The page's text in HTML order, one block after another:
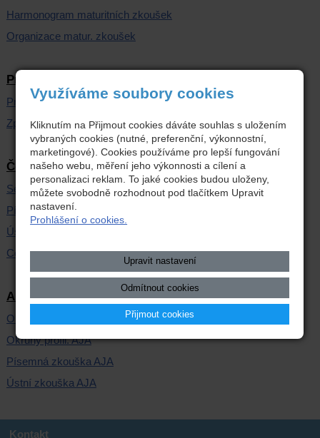
Harmonogram maturitních zkoušek
Organizace matur. zkoušek
Praktická zkouška
Praktická profil. zkouška
Způsob hodnocení
Český jazyk
Seznam literárních děl
Písemná zkouška
Ústní zkouška
Celkové hodnocení profil. ČJL
Anglický jazyk
Organizace profil. AJA
Okruhy profil. AJA
Písemná zkouška AJA
Ústní zkouška AJA
Kontakt
Využíváme soubory cookies
Kliknutím na Přijmout cookies dáváte souhlas s uložením
vybraných cookies (nutné, preferenční, výkonnostní,
marketingové). Cookies používáme pro lepší fungování
našeho webu, měření jeho výkonnosti a cílení a
personalizaci reklam. To jaké cookies budou uloženy,
můžete svobodně rozhodnout pod tlačítkem Upravit
nastavení.
Prohlášení o cookies.
Upravit nastavení
Odmítnout cookies
Přijmout cookies